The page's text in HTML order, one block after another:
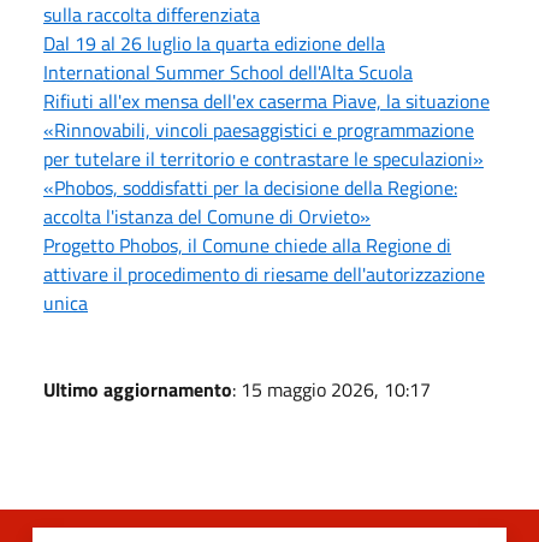
sulla raccolta differenziata
Dal 19 al 26 luglio la quarta edizione della
International Summer School dell'Alta Scuola
Rifiuti all'ex mensa dell'ex caserma Piave, la situazione
«Rinnovabili, vincoli paesaggistici e programmazione
per tutelare il territorio e contrastare le speculazioni»
«Phobos, soddisfatti per la decisione della Regione:
accolta l'istanza del Comune di Orvieto»
Progetto Phobos, il Comune chiede alla Regione di
attivare il procedimento di riesame dell'autorizzazione
unica
Ultimo aggiornamento: 15 maggio 2026, 10:17